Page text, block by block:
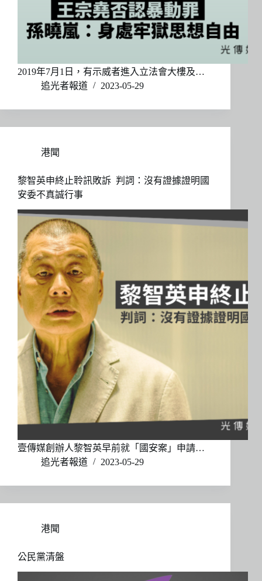
2019年7月1日，有示威者進入立法會大樓及…
追光者報道
2023-05-29
港聞
黎智英申終止聆訊敗訴 判詞：沒有證據證明國
安委不真誠行事
壹傳媒創辦人黎智英早前就「國安案」申請…
追光者報道
2023-05-29
港聞
公民黨清盤